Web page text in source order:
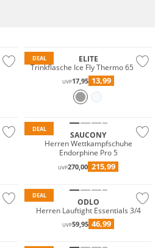
DEAL
ELITE
Trinkflasche Ice Fly Thermo 650ml
UVP17,95 13,99
DEAL
SAUCONY
Herren Wettkampfschuhe
Endorphine Pro 5
UVP270,00 215,99
DEAL
ODLO
Herren Lauftight Essentials 3/4
UVP59,95 46,99
Preis & Wert